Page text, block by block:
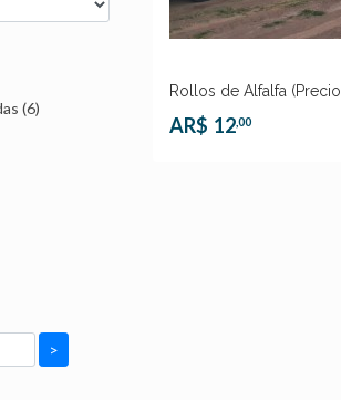
Rollos de Alfalfa
AR$ 12,00
(6)
>